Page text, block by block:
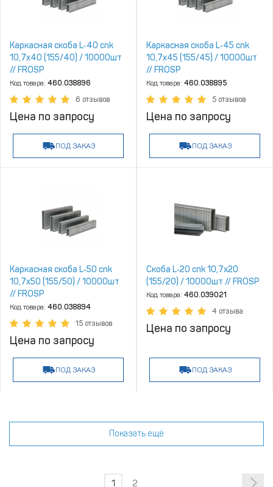
Каркасная скоба L‑40 cnk
10,7х40 (155/40) / 10000шт
// FROSP
Код товара: 460.038896
6 отзывов
Цена по запросу
ПОД ЗАКАЗ
Каркасная скоба L‑45 cnk
10,7х45 (155/45) / 10000шт
// FROSP
Код товара: 460.038895
5 отзывов
Цена по запросу
ПОД ЗАКАЗ
Каркасная скоба L‑50 cnk
10,7х50 (155/50) / 10000шт
// FROSP
Код товара: 460.038894
15 отзывов
Цена по запросу
ПОД ЗАКАЗ
Скоба L‑20 cnk 10,7х20
(155/20) / 10000шт // FROSP
Код товара: 460.039021
4 отзыва
Цена по запросу
ПОД ЗАКАЗ
Показать ещё
1 2